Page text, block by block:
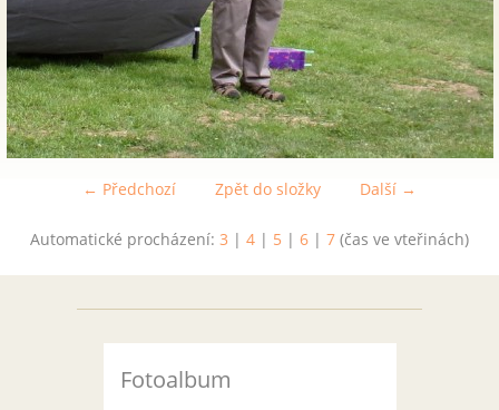
← Předchozí Další →
Zpět do složky
Automatické procházení: 3 | 4 | 5 | 6 | 7 (čas ve vteřinách)
Fotoalbum